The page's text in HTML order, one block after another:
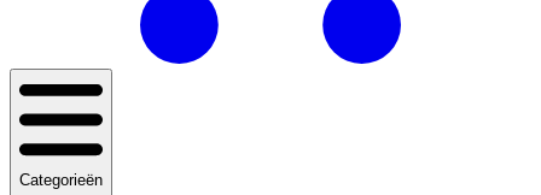
Categorieën